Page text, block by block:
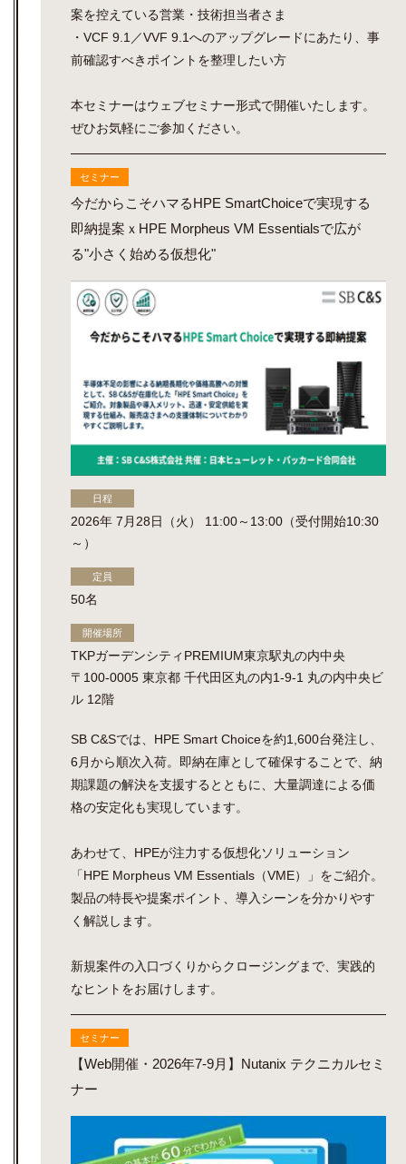
案を控えている営業・技術担当者さま
・VCF 9.1／VVF 9.1へのアップグレードにあたり、事
前確認すべきポイントを整理したい方
本セミナーはウェブセミナー形式で開催いたします。
ぜひお気軽にご参加ください。
セミナー
今だからこそハマるHPE SmartChoiceで実現する
即納提案ｘHPE Morpheus VM Essentialsで広が
る"小さく始める仮想化"
日程
2026年 7月28日（火） 11:00～13:00（受付開始10:30
～）
定員
50名
開催場所
TKPガーデンシティPREMIUM東京駅丸の内中央
〒100-0005 東京都 千代田区丸の内1-9-1 丸の内中央ビ
ル 12階
SB C&Sでは、HPE Smart Choiceを約1,600台発注し、
6月から順次入荷。即納在庫として確保することで、納
期課題の解決を支援するとともに、大量調達による価
格の安定化も実現しています。
あわせて、HPEが注力する仮想化ソリューション
「HPE Morpheus VM Essentials（VME）」をご紹介。
製品の特長や提案ポイント、導入シーンを分かりやす
く解説します。
新規案件の入口づくりからクロージングまで、実践的
なヒントをお届けします。
セミナー
【Web開催・2026年7-9月】Nutanix テクニカルセミ
ナー